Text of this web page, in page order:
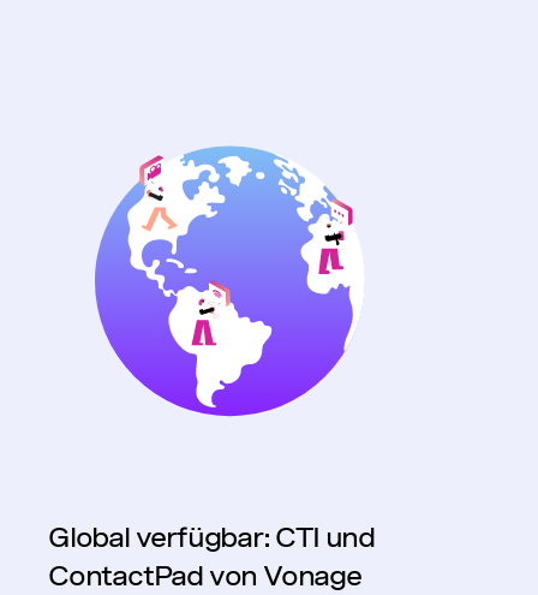
Global verfügbar: CTI und
ContactPad von Vonage